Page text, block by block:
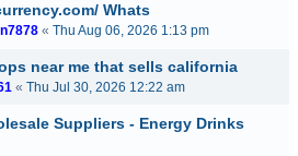
Whats
« Thu Aug 06, 2026 1:13 pm
near me that sells california
« Thu Jul 30, 2026 12:22 am
Suppliers - Energy Drinks